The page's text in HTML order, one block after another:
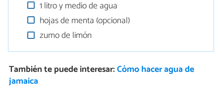
1 litro y medio de agua
hojas de menta (opcional)
zumo de limón
También te puede interesar:Cómo hacer agua de
jamaica